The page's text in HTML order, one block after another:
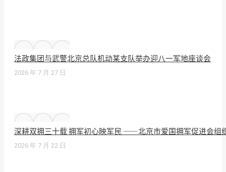
法政集团与武警北京总队机动某支队举办迎八一军地座谈会
2026 年 7 月 27 日
深耕双拥三十载 拥军初心映军民 ——北京市爱国拥军促进会组
2026 年 7 月 22 日